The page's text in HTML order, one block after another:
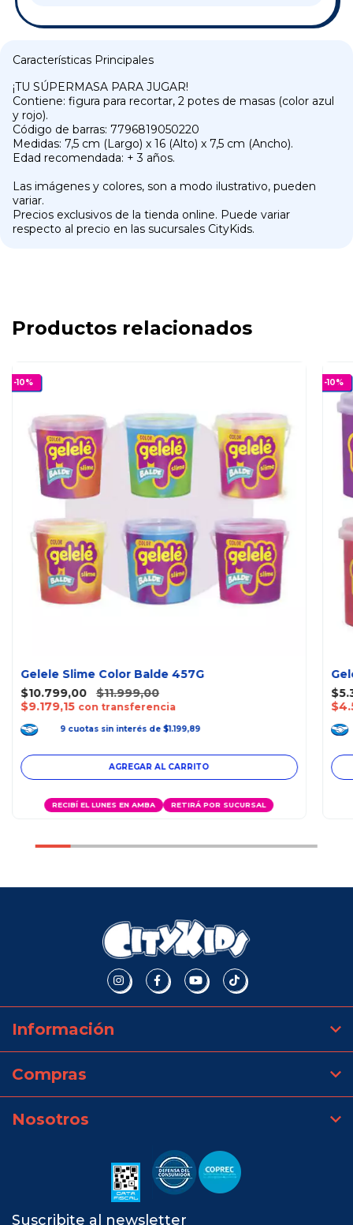
Características Principales
¡TU SÚPERMASA PARA JUGAR!
Contiene: figura para recortar, 2 potes de masas (color azul
y rojo).
Código de barras: 7796819050220
Medidas: 7,5 cm (Largo) x 16 (Alto) x 7,5 cm (Ancho).
Edad recomendada: + 3 años.
Las imágenes y colores, son a modo ilustrativo, pueden
variar.
Precios exclusivos de la tienda online. Puede variar
respecto al precio en las sucursales CityKids.
Productos relacionados
-10%
Gelele Slime Color Balde 457G
$10.799,00
$11.999,00
$9.179,15 con transferencia
9 cuotas sin interés de $1.199,89
RECIBÍ EL LUNES EN AMBA RETIRÁ POR SUCURSAL
-10%
Información
Compras
Nosotros
Suscribite al newsletter